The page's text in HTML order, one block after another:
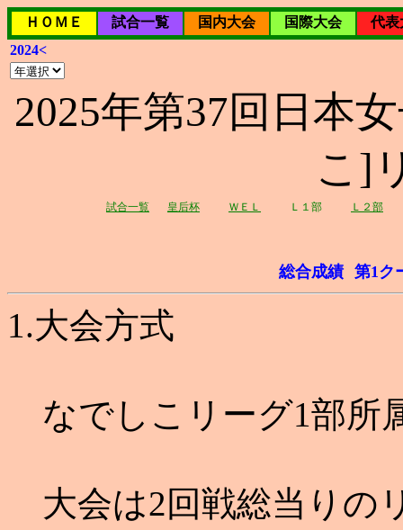
ＨＯＭＥ 試合一覧 国内大会 国際大会
代表
2024<
2025年第37回日本
こ]
試合一覧 皇后杯 ＷＥＬ Ｌ１部 Ｌ２部
総合成績 第1ク
1.大会方式
なでしこリーグ1部所
大会は2回戦総当りの